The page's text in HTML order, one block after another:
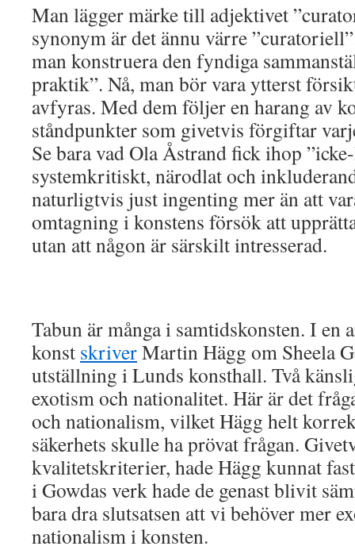
Man lägger märke till adjektivet
synonym är det ännu värre
man konstruera den fyndiga
praktik”. Nå, man bör vara ytterst
avfyras. Med dem följer en harang av
ståndpunkter som givetvis förgiftar
Se bara vad Ola Åstrand fick ihop
systemkritiskt, närodlat och
naturligtvis just ingenting mer än att
omtagning i konstens försök att
utan att någon är särskilt intresserad.
Tabun är många i samtidskonsten. I en
konst skriverMartin Hägg om Sheela
utställning i Lunds konsthall. Två
exotism och nationalitet. Här är det
och nationalism, vilket Hägg helt
säkerhets skulle ha prövat frågan.
kvalitetskriterier, hade Hägg kunnat
i Gowdas verk hade de genast blivit
bara dra slutsatsen att vi behöver mer
nationalism i konsten.